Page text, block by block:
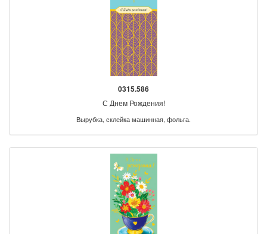
0315.586
С Днем Рождения!
Вырубка, склейка машинная, фольга.